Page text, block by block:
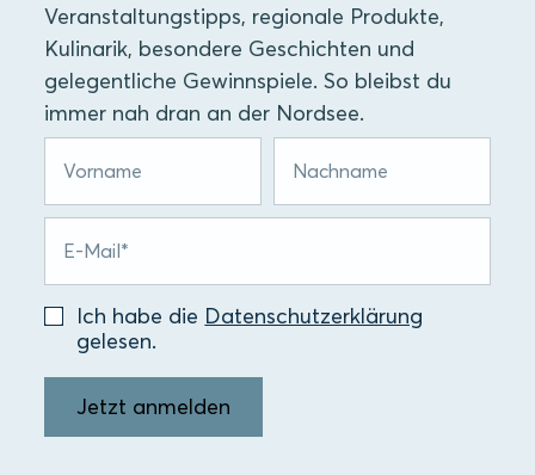
Veranstaltungstipps, regionale Produkte,
Kulinarik, besondere Geschichten und
gelegentliche Gewinnspiele. So bleibst du
immer nah dran an der Nordsee.
Ich habe die Datenschutzerklärung
gelesen.
Jetzt anmelden